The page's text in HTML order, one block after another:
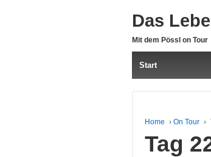
Das
Mit dem Pössl on Tour
Start
Home › On Tour ›
Tag